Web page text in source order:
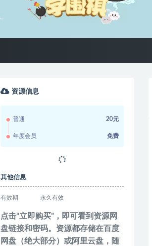
资源信息
普通 20元
年度会员 免费
其他信息
有效期 永久有效
点击“立即购买”，即可看到资源网
盘链接和密码。资源都存储在百度
网盘（绝大部分）或阿里云盘，随